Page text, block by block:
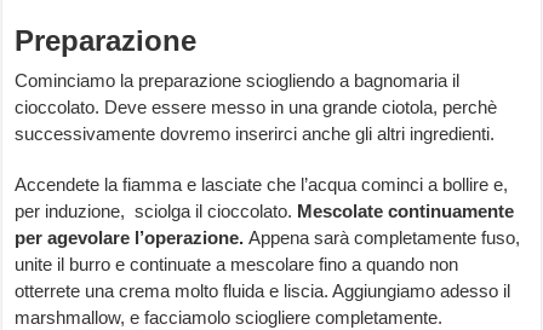
Preparazione
Cominciamo la preparazione sciogliendo a bagnomaria il
cioccolato. Deve essere messo in una grande ciotola, perchè
successivamente dovremo inserirci anche gli altri ingredienti.
Accendete la fiamma e lasciate che l’acqua cominci a bollire e,
per induzione, sciolga il cioccolato. Mescolate continuamente
per agevolare l’operazione. Appena sarà completamente fuso,
unite il burro e continuate a mescolare fino a quando non
otterrete una crema molto fluida e liscia. Aggiungiamo adesso il
marshmallow, e facciamolo sciogliere completamente.